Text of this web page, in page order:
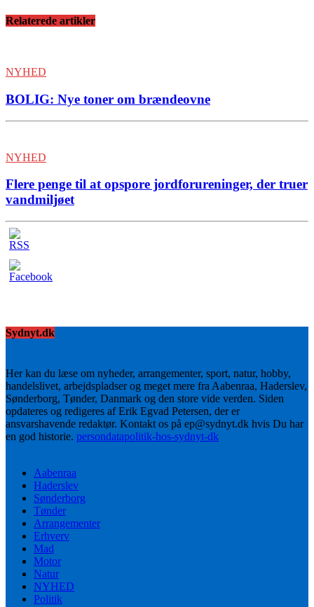
Relaterede artikler
NYHED
BOLIG: Nye toner om brændeovne
NYHED
Flere penge til at opspore jordforureninger, der truer
vandmiljøet
Sydnyt.dk
Her kan du læse om nyheder, arrangementer, sport, natur, hobby,
handelslivet, arbejdspladser og meget mere fra Aabenraa, Haderslev,
Sønderborg, Tønder, Danmark og den store vide verden. Siden
opdateres og redigeres af Erik Egvad Petersen, der er
ansvarshavende redaktør. Kontakt os på ep@sydnyt.dk hvis Du har
en god historie. persondatapolitik-hos-sydnyt-dk
Aabenraa
Haderslev
Sønderborg
Tønder
Arrangementer
Erhverv
Mad
Motor
Natur
NYHED
Politik